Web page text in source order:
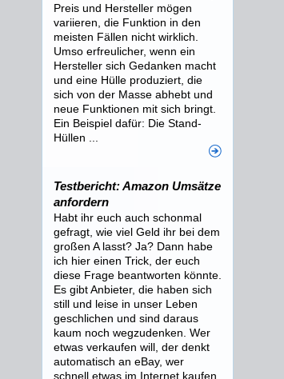
Preis und Hersteller mögen
variieren, die Funktion in den
meisten Fällen nicht wirklich.
Umso erfreulicher, wenn ein
Hersteller sich Gedanken macht
und eine Hülle produziert, die
sich von der Masse abhebt und
neue Funktionen mit sich bringt.
Ein Beispiel dafür: Die Stand-
Hüllen ...
Testbericht: Amazon Umsätze
anfordern
Habt ihr euch auch schonmal
gefragt, wie viel Geld ihr bei dem
großen A lasst? Ja? Dann habe
ich hier einen Trick, der euch
diese Frage beantworten könnte.
Es gibt Anbieter, die haben sich
still und leise in unser Leben
geschlichen und sind daraus
kaum noch wegzudenken. Wer
etwas verkaufen will, der denkt
automatisch an eBay, wer
schnell etwas im Internet kaufen